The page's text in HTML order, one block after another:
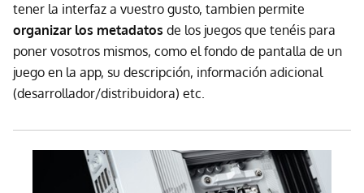
tener la interfaz a vuestro gusto, tambien permite
organizar los metadatos de los juegos que tenéis para
poner vosotros mismos, como el fondo de pantalla de un
juego en la app, su descripción, información adicional
(desarrollador/distribuidora) etc.